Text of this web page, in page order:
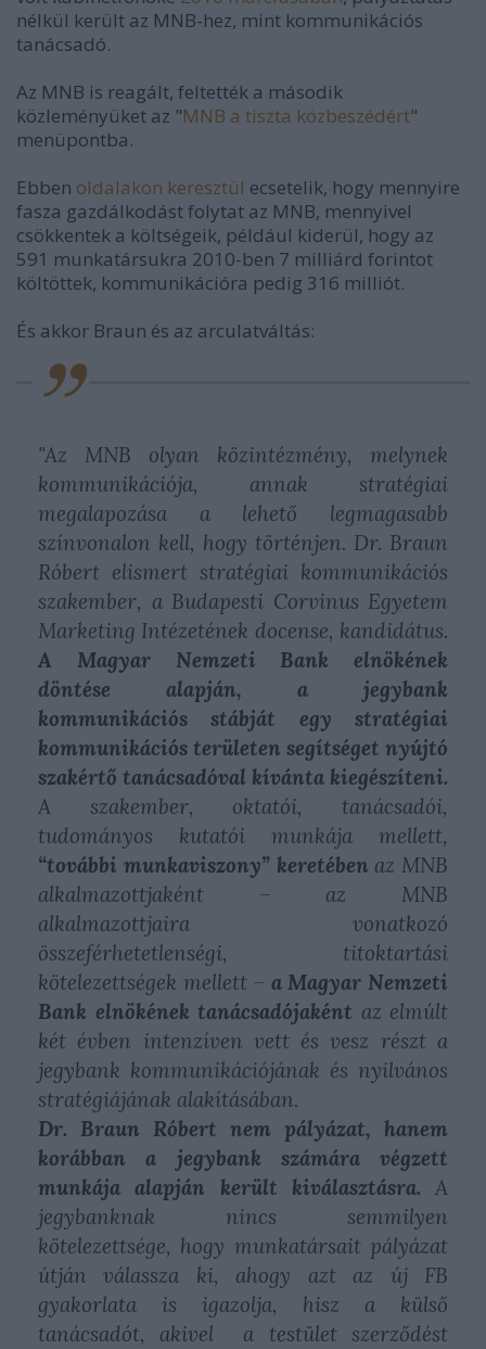
nélkül került az MNB-hez, mint kommunikációs
tanácsadó.
Az MNB is reagált, feltették a második
közleményüket az "MNB a tiszta közbeszédért"
menüpontba.
Ebben oldalakon keresztül ecsetelik, hogy mennyire
fasza gazdálkodást folytat az MNB, mennyivel
csökkentek a költségeik, például kiderül, hogy az
591 munkatársukra 2010-ben 7 milliárd forintot
költöttek, kommunikációra pedig 316 milliót.
És akkor Braun és az arculatváltás:
"Az MNB olyan közintézmény, melynek
kommunikációja, annak stratégiai
megalapozása a lehető legmagasabb
színvonalon kell, hogy történjen. Dr. Braun
Róbert elismert stratégiai kommunikációs
szakember, a Budapesti Corvinus Egyetem
Marketing Intézetének docense, kandidátus.
A Magyar Nemzeti Bank elnökének
döntése alapján, a jegybank
kommunikációs stábját egy stratégiai
kommunikációs területen segítséget nyújtó
szakértő tanácsadóval kívánta kiegészíteni.
A szakember, oktatói, tanácsadói,
tudományos kutatói munkája mellett,
“további munkaviszony” keretében az MNB
alkalmazottjaként – az MNB
alkalmazottjaira vonatkozó
összeférhetetlenségi, titoktartási
kötelezettségek mellett – a Magyar Nemzeti
Bank elnökének tanácsadójaként az elmúlt
két évben intenzíven vett és vesz részt a
jegybank kommunikációjának és nyilvános
stratégiájának alakításában.
Dr. Braun Róbert nem pályázat, hanem
korábban a jegybank számára végzett
munkája alapján került kiválasztásra. A
jegybanknak nincs semmilyen
kötelezettsége, hogy munkatársait pályázat
útján válassza ki, ahogy azt az új FB
gyakorlata is igazolja, hisz a külső
tanácsadót, akivel a testület szerződést